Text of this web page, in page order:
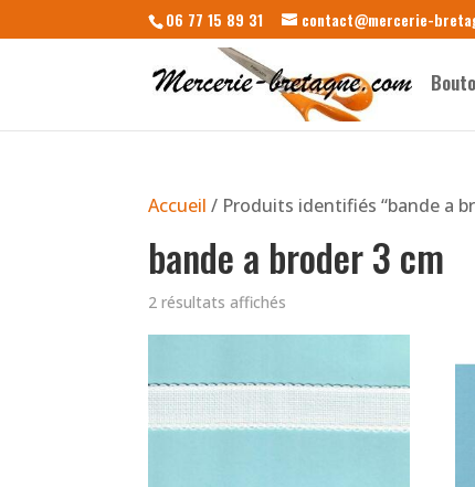
06 77 15 89 31 contact@mercerie-
Accueil / Produits identifiés “bande a
bande a broder 3 cm
2 résultats affichés